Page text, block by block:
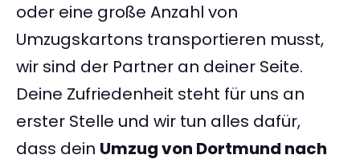
oder eine große Anzahl von
Umzugskartons transportieren musst,
wir sind der Partner an deiner Seite.
Deine Zufriedenheit steht für uns an
erster Stelle und wir tun alles dafür,
dass dein Umzug von Dortmund nach